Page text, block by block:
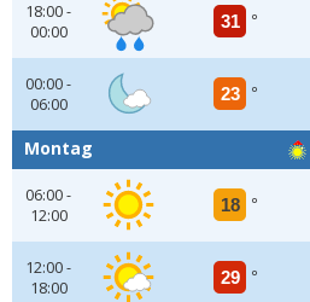
18:00 -
00:00
31 °
00:00 -
06:00
23 °
Montag
06:00 -
12:00
18 °
12:00 -
18:00
29 °